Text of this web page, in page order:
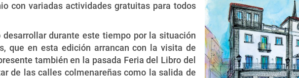
con variadas actividades gratuitas para todos
durante este tiempo por la situación
que en esta edición arrancan con la visita de
también en la pasada Feria del Libro del
de las calles colmenareñas como la salida de